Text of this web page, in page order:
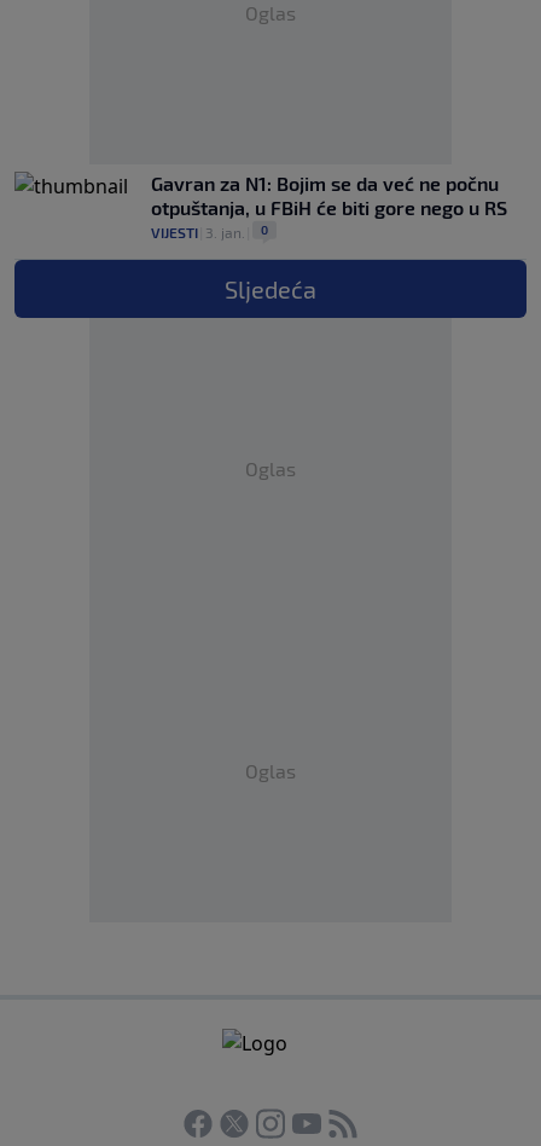
Oglas
Gavran za N1: Bojim se da već ne počnu
otpuštanja, u FBiH će biti gore nego u RS
VIJESTI 3. jan. 0
Sljedeća
Oglas
Oglas